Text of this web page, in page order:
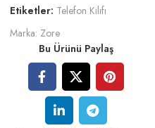
Etiketler: Telefon Kılıfı
Marka: Zore
Bu Ürünü Paylaş